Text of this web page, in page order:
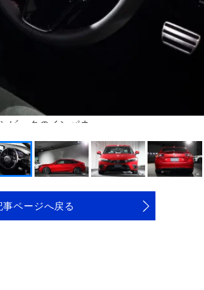
ビックのインパネ
事ページへ戻る